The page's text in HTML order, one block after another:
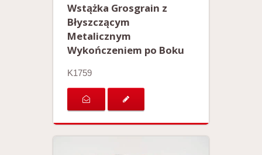
Wstążka Grosgrain z
Błyszczącym
Metalicznym
Wykończeniem po Boku
K1759